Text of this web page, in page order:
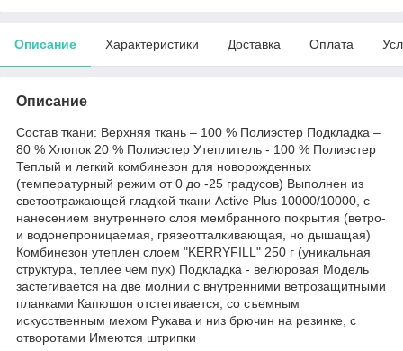
Описание Характеристики Доставка Оплата
Описание
Состав ткани: Верхняя ткань – 100 % Полиэстер Подкладка –
80 % Хлопок 20 % Полиэстер Утеплитель - 100 % Полиэстер
Теплый и легкий комбинезон для новорожденных
(температурный режим от 0 до -25 градусов) Выполнен из
светоотражающей гладкой ткани Active Plus 10000/10000, с
нанесением внутреннего слоя мембранного покрытия (ветро-
и водонепроницаемая, грязеотталкивающая, но дышащая)
Комбинезон утеплен слоем "KERRYFILL" 250 г (уникальная
структура, теплее чем пух) Подкладка - велюровая Модель
застегивается на две молнии с внутренними ветрозащитными
планками Капюшон отстегивается, со съемным
искусственным мехом Рукава и низ брючин на резинке, с
отворотами Имеются штрипки